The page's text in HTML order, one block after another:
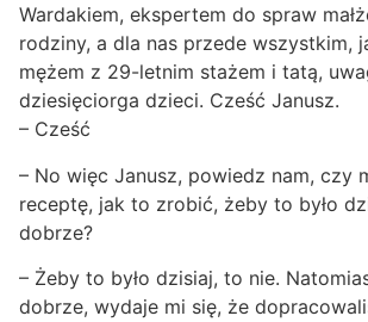
Wardakiem, ekspertem do spraw
rodziny, a dla nas przede wszystkim,
mężem z 29-letnim stażem i tatą,
dziesięciorga dzieci. Cześć Janusz.
– Cześć
– No więc Janusz, powiedz nam, czy
receptę, jak to zrobić, żeby to było
dobrze?
– Żeby to było dzisiaj, to nie.
dobrze, wydaje mi się, że